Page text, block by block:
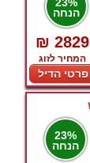
הנחה
₪ 2829
המחיר לזוג
פרטי הדיל
23%
הנחה